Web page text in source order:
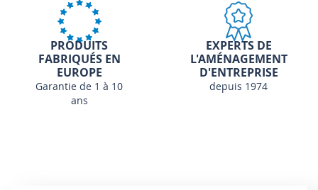
PRODUITS
FABRIQUÉS EN
EUROPE
Garantie de 1 à 10
ans
EXPERTS DE
L'AMÉNAGEMENT
D'ENTREPRISE
depuis 1974